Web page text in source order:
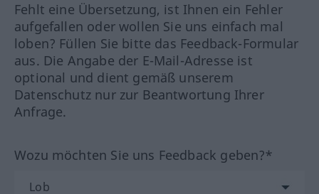
Fehlt eine Übersetzung, ist Ihnen ein Fehler
aufgefallen oder wollen Sie uns einfach mal
loben? Füllen Sie bitte das Feedback-Formular
aus. Die Angabe der E-Mail-Adresse ist
optional und dient gemäß unserem
Datenschutz nur zur Beantwortung Ihrer
Anfrage.
Wozu möchten Sie uns Feedback geben?*